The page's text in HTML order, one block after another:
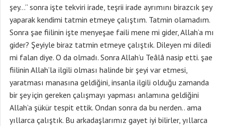
şey…” sonra işte tekviri irade, teşrii irade ayrımını birazcık şey
yaparak kendimi tatmin etmeye çalıştım. Tatmin olamadım.
Sonra şae fiilinin işte menyeşae faili mene mi gider, Allah’a mı
gider? Şeyiyle biraz tatmin etmeye çalıştık. Dileyen mi diledi
mi falan diye. O da olmadı. Sonra Allah’u Teâlâ nasip etti. şae
fiilinin Allah’la ilgili olması halinde bir şeyi var etmesi,
yaratması manasına geldiğini, insanla ilgili olduğu zamanda
bir şey için gereken çalışmayı yapması anlamına geldiğini
Allah’a şükür tespit ettik. Ondan sonra da bu nerden.. ama
yıllarca çalıştık. Bu arkadaşlarımız gayet iyi bilirler, yıllarca